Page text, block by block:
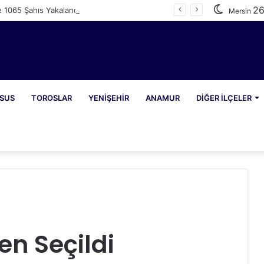
Şahıs Yakalandı Mersin
TOROSLAR YENIŞEHIR ANAMUR DIĞER İLÇELER
Seçildi